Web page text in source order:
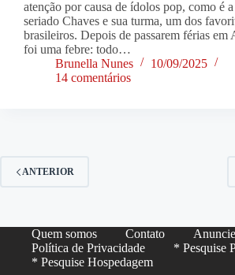
atenção por causa de ídolos pop, como é
seriado Chaves e sua turma, um dos
brasileiros. Depois de passarem férias em
foi uma febre: todo…
Brunella Nunes
10/09/2025
14 comentários
ANTERIOR
Quem somos Contato
Anuncie
Política de Privacidade
* Pesquise
* Pesquise Hospedagem